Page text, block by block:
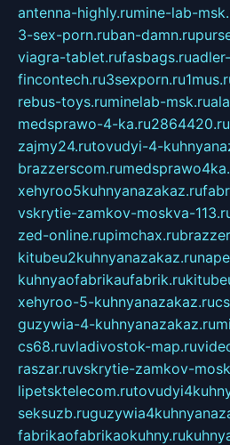
antenna-highly.rumine-lab-
3-sex-porn.ruban-damn.ru
viagra-tablet.rufasbags.ru
fincontech.ru3sexporn.ru
rebus-toys.ruminelab-msk.ru
medsprawo-4-ka.ru2864420.ru
zajmy24.rutovudyi-4-
brazzerscom.ru
xehyroo5kuhnyanazakaz.ru
vskrytie-zamkov-moskva-
zed-online.rupimchax.ru
kitubeu2kuhnyanazakaz.ru
kuhnyaofabrikaufabrik.ru
xehyroo-5-kuhnyanazakaz.ru
guzywia-4-kuhnyanazakaz.ru
cs68.ruvladivostok-map.ru
raszar.ruvskrytie-zamkov-
lipetsktelecom.ru
seksuzb.ru
fabrikaofabrikaokuhny.ru